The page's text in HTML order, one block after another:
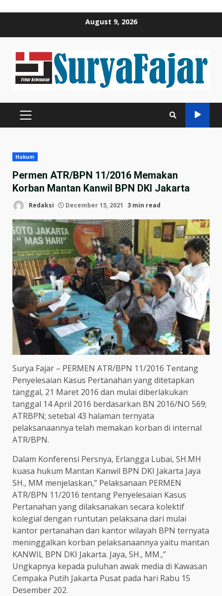
August 9, 2026
PRIMARY
Hukum
Permen ATR/BPN 11/2016 Memakan
Korban Mantan Kanwil BPN DKI Jakarta
Redaksi December 15, 2021 3 min read
Surya Fajar – PERMEN ATR/BPN 11/2016 Tentang
Penyelesaian Kasus Pertanahan yang ditetapkan
tanggal, 21 Maret 2016 dan mulai diberlakukan
tanggal 14 April 2016 berdasarkan BN 2016/NO 569;
ATRBPN; setebal 43 halaman ternyata
pelaksanaannya telah memakan korban di internal
ATR/BPN.
Dalam Konferensi Persnya, Erlangga Lubai, SH.MH
kuasa hukum Mantan Kanwil BPN DKI Jakarta Jaya
SH., MM menjelaskan,” Pelaksanaan PERMEN
ATR/BPN 11/2016 tentang Penyelesaian Kasus
Pertanahan yang dilaksanakan secara kolektif
kolegial dengan runtutan pelaksana dari mulai
kantor pertanahan dan kantor wilayah BPN ternyata
meninggalkan korban pelaksanaannya yaitu mantan
KANWIL BPN DKI Jakarta. Jaya, SH., MM.,”
Ungkapnya kepada puluhan awak media di Kawasan
Cempaka Putih Jakarta Pusat pada hari Rabu 15
Desember 202.